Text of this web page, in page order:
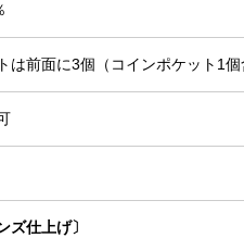
は前面に3個（コインポケット1
ズ仕上げ〕